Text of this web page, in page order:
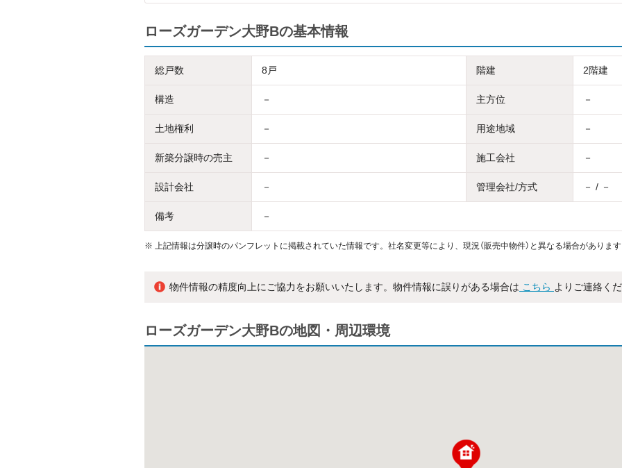
ローズガーデン大野Bの基本情報
総戸数 8戸 階建 2階建
構造 － 主方位 －
土地権利 － 用途地域 －
新築分譲時の売主 － 施工会社 －
設計会社 － 管理会社/方式 － / －
備考 －
※ 上記情報は分譲時のパンフレットに掲載されていた情報です。社名変更等により、現況（販売中物件）と異なる場合があります
物件情報の精度向上にご協力をお願いいたします。物件情報に誤りがある場合は こちら よりご連絡くだ
ローズガーデン大野Bの地図・周辺環境